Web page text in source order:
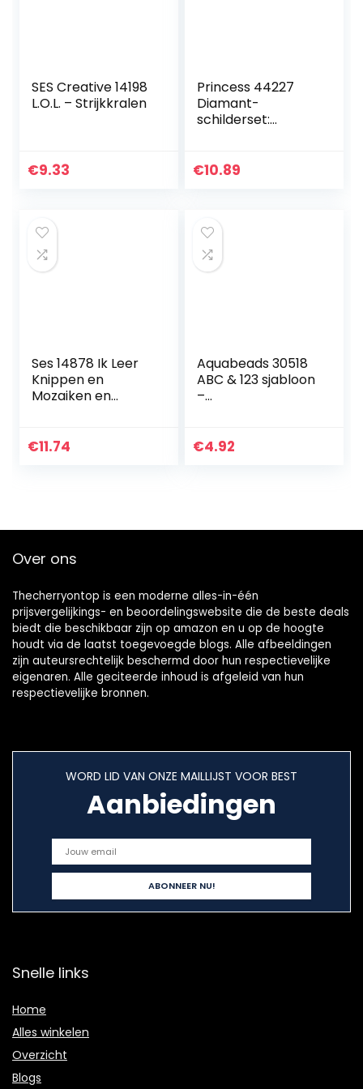
SES Creative 14198
L.O.L. – Strijkkralen
€9.33
Princess 44227
Diamant-
schilderset:
met prachtige
€10.89
Ses 14878 Ik Leer
Knippen en
Mozaiken en
€11.74
Aquabeads 30518
ABC & 123 sjabloon
–
€4.92
Over ons
Thecherryontop is een moderne alles-in-één
prijsvergelijkings- en beoordelingswebsite die de beste deals
biedt die beschikbaar zijn op amazon en u op de hoogte
houdt via de laatst toegevoegde blogs. Alle afbeeldingen
zijn auteursrechtelijk beschermd door hun respectievelijke
eigenaren. Alle geciteerde inhoud is afgeleid van hun
respectievelijke bronnen.
WORD LID VAN ONZE MAILLIJST VOOR BEST
Aanbiedingen
Snelle links
Home
Alles winkelen
Overzicht
Blogs